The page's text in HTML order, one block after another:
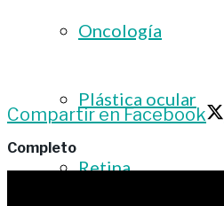
Oncología
Plástica ocular
Retina
Compartir en Facebook
Completo